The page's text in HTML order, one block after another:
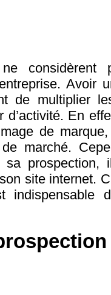
ne considèrent
Avoir
de multiplier
En
de
marché.
sa
site internet.
indispensable